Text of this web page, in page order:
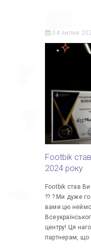
04 липня
Footbik
2024 року
Footbik став
?? ? Ми дуже
вами цю
центру! Ця
партнерам, що